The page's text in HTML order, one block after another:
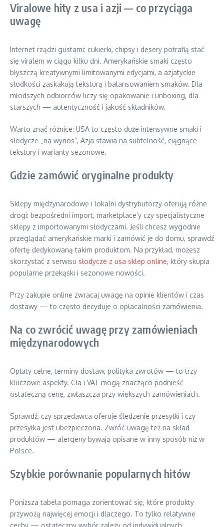
Viralowe hity z usa i azji — co przyciąga
uwagę
Internet rządzi gustami: cukierki, chipsy i desery potrafią stać
się viralem w ciągu kilku dni. Amerykańskie smaki często
błyszczą kreatywnymi limitowanymi edycjami, a azjatyckie
słodkości zaskakują teksturą i balansowaniem smaków. Dla
młodszych odbiorców liczy się opakowanie i unboxing, dla
starszych — autentyczność i jakość składników.
Warto znać różnice: USA to często duże intensywne smaki i
słodycze „na wynos”, Azja stawia na subtelność, ciągnące
tekstury i warianty sezonowe.
Gdzie zamówić oryginalne produkty
Sklepy międzynarodowe i lokalni dystrybutorzy oferują różne
drogi: bezpośredni import, marketplace’y czy specjalistyczne
sklepy z importowanymi słodyczami. Jeśli chcesz wygodnie
przeglądać amerykańskie marki i zamówić je do domu, sprawdź
ofertę dedykowaną takim produktom. Na przykład, możesz
skorzystać z serwisu słodycze z usa sklep online, który skupia
popularne przekąski i sezonowe nowości.
Przy zakupie online zwracaj uwagę na opinie klientów i czas
dostawy — to często decyduje o opłacalności zamówienia.
Na co zwrócić uwagę przy zamówieniach
międzynarodowych
Opłaty celne, terminy dostaw, polityka zwrotów — to trzy
kluczowe aspekty. Cła i VAT mogą znacząco podnieść
ostateczną cenę, zwłaszcza przy większych zamówieniach.
Sprawdź, czy sprzedawca oferuje śledzenie przesyłki i czy
przesyłka jest ubezpieczona. Zwróć uwagę też na skład
produktów — alergeny bywają opisane w inny sposób niż w
Polsce.
Szybkie porównanie popularnych hitów
Poniższa tabela pomaga zorientować się, które produkty
przywożą najwięcej emocji i dlaczego. To tylko relatywne